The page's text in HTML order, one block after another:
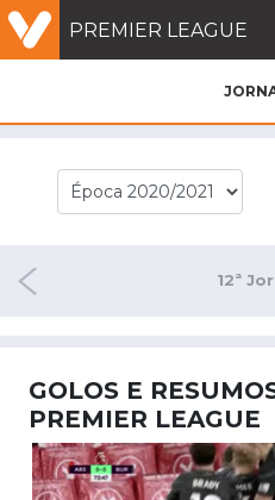
PREMIER LEAGUE
12ª
GOLOS E
PREMIER LEAGUE